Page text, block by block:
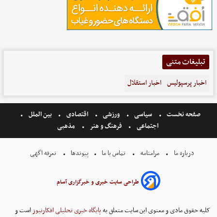
تبلیغات متنی
اخبار پرسپولیس اخبار استقلال
صفحه نخست سیاسی ورزشی اقتصادی
بین الملل
اجتماعی
فرهنگ و هنر مذهبی
درباره ما مرامنامه تماس با ما پیوندها تعرفه اگهی
طراحی سایت خبری و خبرگزاری آسام
کلیه حقوق مادی و معنوی این سایت متعلق بهپایگاه خبری تحلیلی افکارنیوزاست و